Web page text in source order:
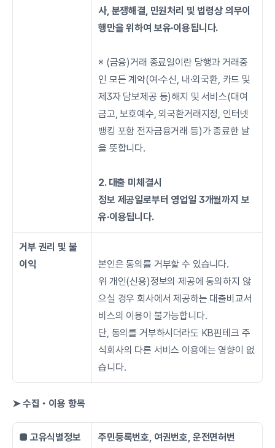
사, 분쟁해결, 민원처리 및 법령상 의무이
행만을 위하여 보유∙이용됩니다.
※ (금융)거래 종료일이란 당행과 거래중
인 모든 계약(여·수신, 내·외국환, 카드 및
제3자 담보제공 등)해지 및 서비스(대여
금고, 보호예수, 외국환거래지정, 인터넷
뱅킹 포함 전자금융거래 등)가 종료한 날
을 뜻합니다.
2. 대출 미체결시
정보 제공일로부터 영업일 3개월까지 보
유∙이용됩니다.
거부 권리 및 불
이익
본인은 동의를 거부할 수 있습니다.
위 개인(신용)정보의 제공에 동의하지 않
으실 경우 회사에서 제공하는 대출비교서
비스의 이용이 불가능합니다.
단, 동의를 거부하시더라도 KB핀테크 주
식회사의 다른 서비스 이용에는 영향이 없
습니다.
➤ 수집・이용 항목
■ 고유식별정보
주민등록번호, 여권번호, 운전면허번